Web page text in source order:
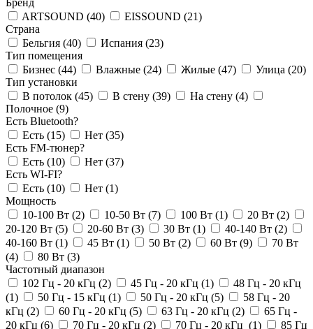
Бренд
ARTSOUND (40) EISSOUND (21)
Страна
Бельгия (40) Испания (23)
Тип помещения
Бизнес (44) Влажные (24) Жилые (47) Улица (20)
Тип установки
В потолок (45) В стену (39) На стену (4)
Полочное (9)
Есть Bluetooth?
Есть (15) Нет (35)
Есть FM-тюнер?
Есть (10) Нет (37)
Есть WI-FI?
Есть (10) Нет (1)
Мощность
10-100 Вт (2) 10-50 Вт (7) 100 Вт (1) 20 Вт (2)
20-120 Вт (5) 20-60 Вт (3) 30 Вт (1) 40-140 Вт (2)
40-160 Вт (1) 45 Вт (1) 50 Вт (2) 60 Вт (9)
70 Вт
(4) 80 Вт (3)
Частотный диапазон
102 Гц - 20 кГц (2) 45 Гц - 20 кГц (1)
48 Гц - 20 кГц
(1) 50 Гц - 15 кГц (1) 50 Гц - 20 кГц (5)
58 Гц - 20
кГц (2) 60 Гц - 20 кГц (5) 63 Гц - 20 кГц (2)
65 Гц -
20 кГц (6) 70 Гц - 20 кГц (2) 70 Гц - 20 кГц (1)
85 Гц